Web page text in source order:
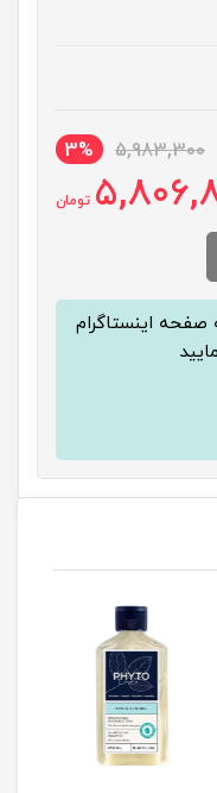
5,983,300
3%
تومان
صفحه اینستاگرام